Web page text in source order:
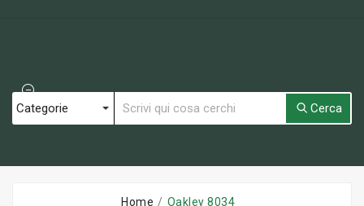
Cerca
Home Oakley 8034